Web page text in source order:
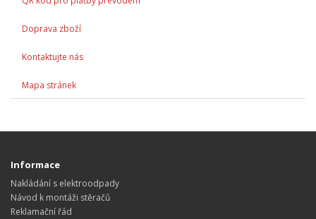
Doprava zboží
Kontaktujte nás
Mapa stránek
Informace
Nakládání s elektroodpady
Návod k montáži stěračů
Reklamační řád